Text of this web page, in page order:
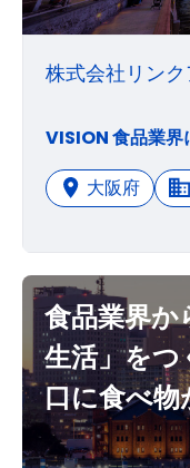
株式会社リン
大阪府
食品業界か
生活」を
口に食べ